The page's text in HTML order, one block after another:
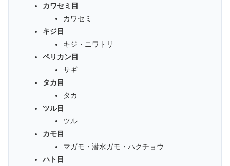
カワセミ目
カワセミ
キジ目
キジ・ニワトリ
ペリカン目
サギ
タカ目
タカ
ツル目
ツル
カモ目
マガモ・潜水ガモ・ハクチョウ
ハト目